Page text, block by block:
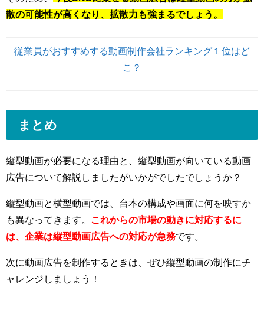
散の可能性が高くなり、拡散力も強まるでしょう。
従業員がおすすめする動画制作会社ランキング１位はど
こ？
まとめ
縦型動画が必要になる理由と、縦型動画が向いている動画
広告について解説しましたがいかがでしたでしょうか？
縦型動画と横型動画では、台本の構成や画面に何を映すか
も異なってきます。 これからの市場の動きに対応するに
は、企業は縦型動画広告への対応が急務です。
次に動画広告を制作するときは、ぜひ縦型動画の制作にチ
ャレンジしましょう！